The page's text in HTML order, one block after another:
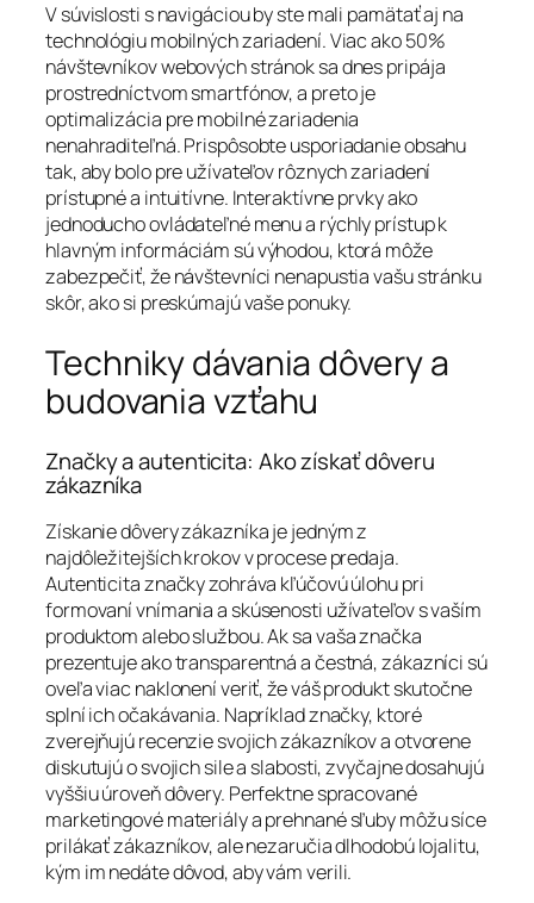
V súvislosti s navigáciou by ste mali pamätať aj na
technológiu mobilných zariadení. Viac ako 50%
návštevníkov webových stránok sa dnes pripája
prostredníctvom smartfónov, a preto je
optimalizácia pre mobilné zariadenia
nenahraditeľná. Prispôsobte usporiadanie obsahu
tak, aby bolo pre užívateľov rôznych zariadení
prístupné a intuitívne. Interaktívne prvky ako
jednoducho ovládateľné menu a rýchly prístup k
hlavným informáciám sú výhodou, ktorá môže
zabezpečiť, že návštevníci nenapustia vašu stránku
skôr, ako si preskúmajú vaše ponuky.
Techniky dávania dôvery a
budovania vzťahu
Značky a autenticita: Ako získať dôveru
zákazníka
Získanie dôvery zákazníka je jedným z
najdôležitejších krokov v procese predaja.
Autenticita značky zohráva kľúčovú úlohu pri
formovaní vnímania a skúsenosti užívateľov s vaším
produktom alebo službou. Ak sa vaša značka
prezentuje ako transparentná a čestná, zákazníci sú
oveľa viac naklonení veriť, že váš produkt skutočne
splní ich očakávania. Napríklad značky, ktoré
zverejňujú recenzie svojich zákazníkov a otvorene
diskutujú o svojich sile a slabosti, zvyčajne dosahujú
vyššiu úroveň dôvery. Perfektne spracované
marketingové materiály a prehnané sľuby môžu síce
prilákať zákazníkov, ale nezaručia dlhodobú lojalitu,
kým im nedáte dôvod, aby vám verili.